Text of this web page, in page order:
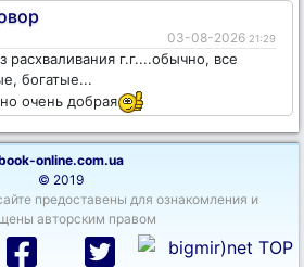
03-08-2026 21:29
г.г....обычно, все
богатые...
очень добрая
online.com.ua
© 2019
предоставены для ознакомления и
авторским правом